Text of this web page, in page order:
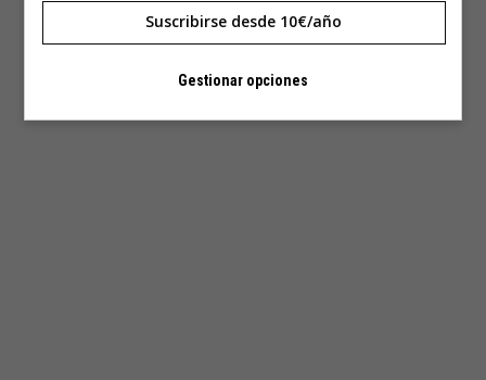
Suscribirse desde 10€/año
Gestionar opciones